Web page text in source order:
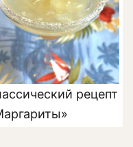
рецепт